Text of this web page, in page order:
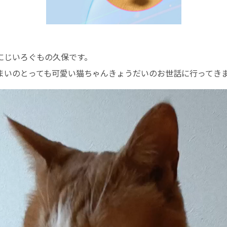
いろぐもの久保です。
いのとっても可愛い猫ちゃんきょうだいのお世話に行ってき